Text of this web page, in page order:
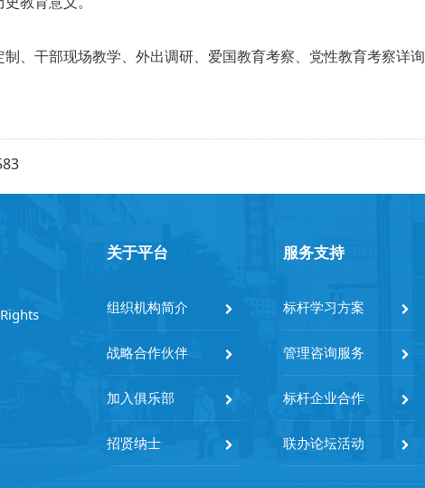
、干部现场教学、外出调研、爱国教育考察、党性教育考察详询
关于平台
组织机构简介
战略合作伙伴
加入俱乐部
招贤纳士
服务支持
标杆学习方案
管理咨询服务
标杆企业合作
联办论坛活动